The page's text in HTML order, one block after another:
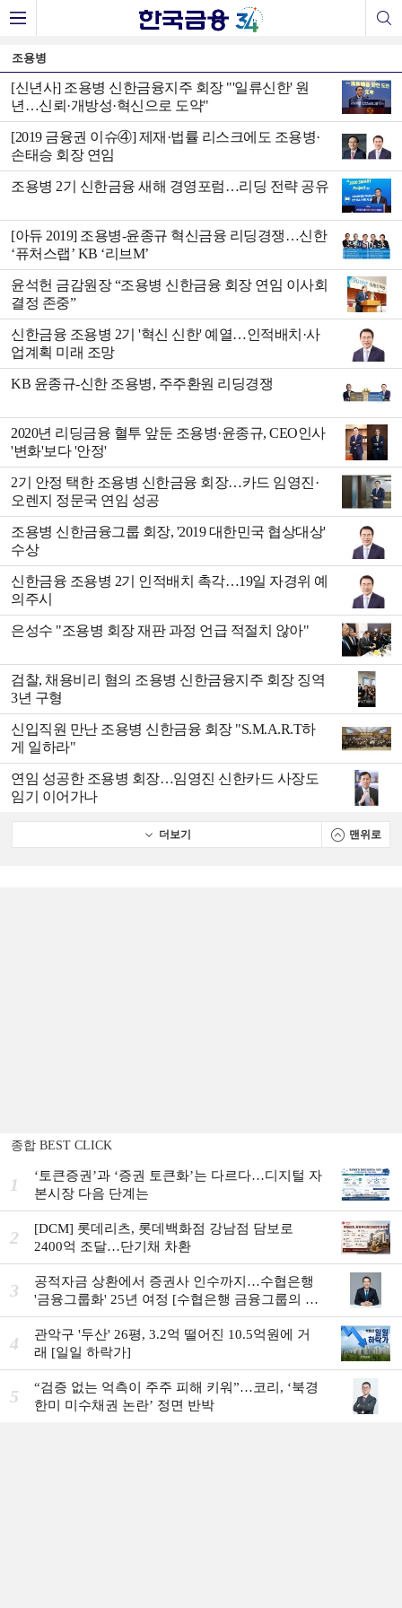
조용병
[신년사] 조용병 신한금융지주 회장 "'일류신한' 원
년…신뢰·개방성·혁신으로 도약"
[2019 금융권 이슈④] 제재·법률 리스크에도 조용병·
손태승 회장 연임
조용병 2기 신한금융 새해 경영포럼…리딩 전략 공유
[아듀 2019] 조용병-윤종규 혁신금융 리딩경쟁…신한
‘퓨처스랩’ KB ‘리브M’
윤석헌 금감원장 “조용병 신한금융 회장 연임 이사회
결정 존중”
신한금융 조용병 2기 '혁신 신한' 예열…인적배치·사
업계획 미래 조망
KB 윤종규-신한 조용병, 주주환원 리딩경쟁
2020년 리딩금융 혈투 앞둔 조용병·윤종규, CEO인사
'변화'보다 '안정'
2기 안정 택한 조용병 신한금융 회장…카드 임영진·
오렌지 정문국 연임 성공
조용병 신한금융그룹 회장, '2019 대한민국 협상대상'
수상
신한금융 조용병 2기 인적배치 촉각…19일 자경위 예
의주시
은성수 "조용병 회장 재판 과정 언급 적절치 않아"
검찰, 채용비리 혐의 조용병 신한금융지주 회장 징역
3년 구형
신입직원 만난 조용병 신한금융 회장 "S.M.A.R.T하
게 일하라"
연임 성공한 조용병 회장…임영진 신한카드 사장도
임기 이어가나
더보기 맨위로
종합 BEST CLICK
1
‘토큰증권’과 ‘증권 토큰화’는 다르다…디지털 자
본시장 다음 단계는
2
[DCM] 롯데리츠, 롯데백화점 강남점 담보로
2400억 조달…단기채 차환
3
공적자금 상환에서 증권사 인수까지…수협은행
'금융그룹화' 25년 여정 [수협은행 금융그룹의 꿈
①]
4
관악구 '두산' 26평, 3.2억 떨어진 10.5억원에 거
래 [일일 하락가]
5
“검증 없는 억측이 주주 피해 키워”…코리, ‘북경
한미 미수채권 논란’ 정면 반박